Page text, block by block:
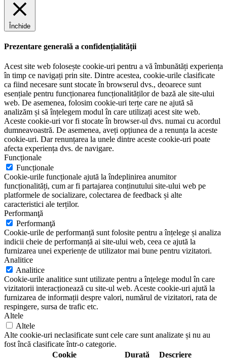
Închide
Prezentare generală a confidențialității
Acest site web folosește cookie-uri pentru a vă îmbunătăți experiența
în timp ce navigați prin site. Dintre acestea, cookie-urile clasificate
ca fiind necesare sunt stocate în browserul dvs., deoarece sunt
esențiale pentru funcționarea funcționalităților de bază ale site-ului
web. De asemenea, folosim cookie-uri terțe care ne ajută să
analizăm și să înțelegem modul în care utilizați acest site web.
Aceste cookie-uri vor fi stocate în browser-ul dvs. numai cu acordul
dumneavoastră. De asemenea, aveți opțiunea de a renunța la aceste
cookie-uri. Dar renunțarea la unele dintre aceste cookie-uri poate
afecta experiența dvs. de navigare.
Funcționale
Funcționale
Cookie-urile funcționale ajută la îndeplinirea anumitor
funcționalități, cum ar fi partajarea conținutului site-ului web pe
platformele de socializare, colectarea de feedback și alte
caracteristici ale terților.
Performanţă
Performanţă
Cookie-urile de performanță sunt folosite pentru a înțelege și analiza
indicii cheie de performanță ai site-ului web, ceea ce ajută la
furnizarea unei experiențe de utilizator mai bune pentru vizitatori.
Analitice
Analitice
Cookie-urile analitice sunt utilizate pentru a înțelege modul în care
vizitatorii interacționează cu site-ul web. Aceste cookie-uri ajută la
furnizarea de informații despre valori, numărul de vizitatori, rata de
respingere, sursa de trafic etc.
Altele
Altele
Alte cookie-uri neclasificate sunt cele care sunt analizate și nu au
fost încă clasificate într-o categorie.
Cookie
Durată
Descriere